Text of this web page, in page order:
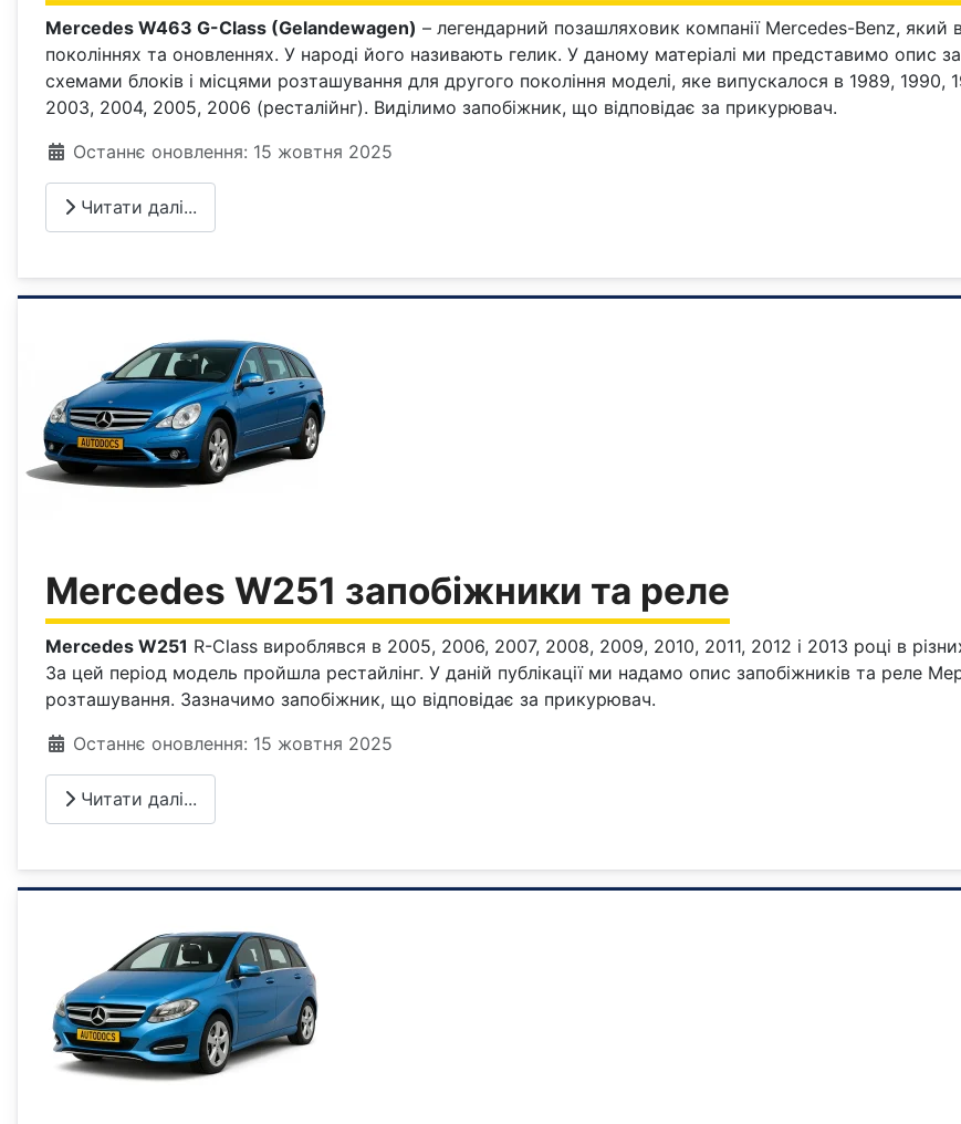
Mercedes W463 G-Class (Gelandewagen) – легендарний позашляховик компанії Mercedes-Benz, який
поколіннях та оновленнях. У народі його називають гелик. У даному матеріалі ми представимо опис
схемами блоків і місцями розташування для другого покоління моделі, яке випускалося в 1989, 1990,
2003, 2004, 2005, 2006 (ресталійнг). Виділимо запобіжник, що відповідає за прикурювач.
Деталі
Останнє оновлення: 15 жовтня 2025
Читати далі...
Mercedes W251 запобіжники та реле
Mercedes W251 R-Class вироблявся в 2005, 2006, 2007, 2008, 2009, 2010, 2011, 2012 і 2013 році в
За цей період модель пройшла рестайлінг. У даній публікації ми надамо опис запобіжників та реле
розташування. Зазначимо запобіжник, що відповідає за прикурювач.
Деталі
Останнє оновлення: 15 жовтня 2025
Читати далі...